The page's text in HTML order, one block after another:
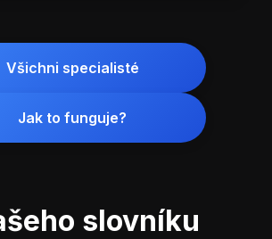
Všichni specialisté
Jak to funguje?
slovníku